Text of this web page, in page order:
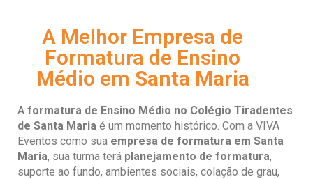
A Melhor Empresa de
Formatura de Ensino
Médio em Santa Maria
A formatura de Ensino Médio no Colégio Tiradentes
de Santa Maria é um momento histórico. Com a VIVA
Eventos como sua empresa de formatura em Santa
Maria, sua turma terá planejamento de formatura,
suporte ao fundo, ambientes sociais, colação de grau,